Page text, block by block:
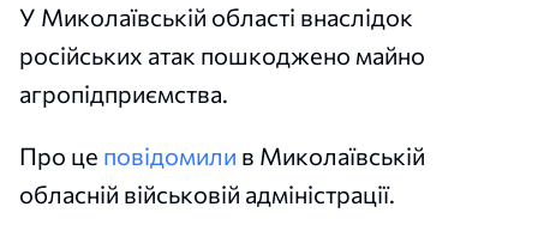
У Миколаївській області внаслідок
російських атак пошкоджено майно
агропідприємства.
Про це повідомили в Миколаївській
обласній військовій адміністрації.